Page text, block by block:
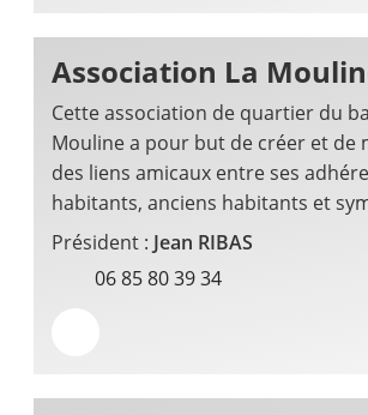
Association La
Cette association de quartier du
Mouline a pour but de créer et de
des liens amicaux entre ses
habitants, anciens habitants et
Président : Jean RIBAS
06 85 80 39 34